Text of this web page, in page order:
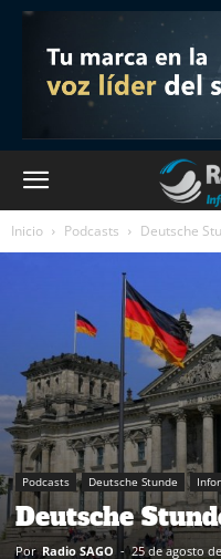
Inicio Podcasts Deutsche
Podcasts Deutsche Stunde
Deutsche
Por Radio SAGO - 25 de agosto